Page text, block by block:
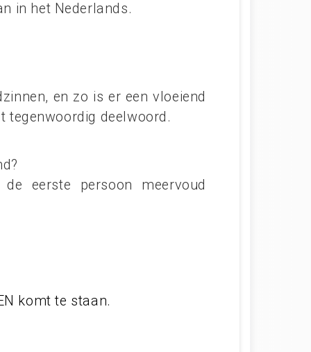
in het Nederlands.
en zo is er een vloeiend
tegenwoordig deelwoord.
eerste persoon meervoud
komt te staan.